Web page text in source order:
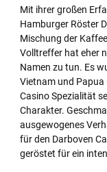
Mit ihrer großen
Hamburger Röster
Mischung der
Volltreffer hat eher
Namen zu tun. Es
Vietnam und Papua
Casino Spezialität
Charakter.
ausgewogenes
für den Darboven
geröstet für ein